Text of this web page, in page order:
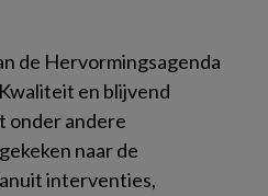
de Hervormingsagenda
en blijvend
onder andere
naar de
interventies,